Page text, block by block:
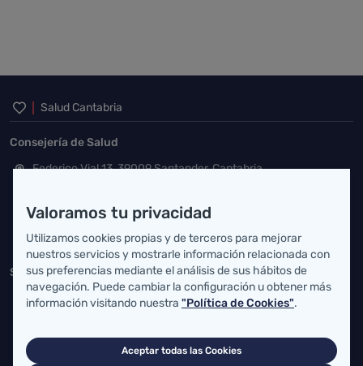
Inicio del pie de página
Salud Cantabria
Consejería de Salud
Federico Vial 13, 39009 Santander, Cantabria
Servicio Cántabro de Salud
Cardenal Herrera Oria, S/N 39011 Santander, Cantabria
942202772
Valoramos tu privacidad
Utilizamos cookies propias y de terceros para mejorar
nuestros servicios y mostrarle información relacionada con
sus preferencias mediante el análisis de sus hábitos de
navegación. Puede cambiar la configuración u obtener más
información visitando nuestra "Política de Cookies".
Aceptar todas las Cookies